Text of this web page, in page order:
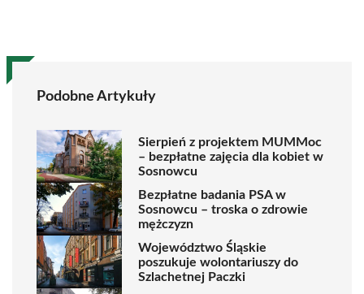
Podobne Artykuły
Sierpień z projektem MUMMoc
– bezpłatne zajęcia dla kobiet w
Sosnowcu
Bezpłatne badania PSA w
Sosnowcu – troska o zdrowie
mężczyzn
Województwo Śląskie
poszukuje wolontariuszy do
Szlachetnej Paczki